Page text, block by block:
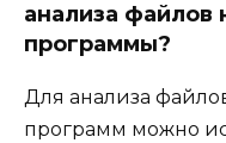
анализа файлов
программы?
Для анализа
программ можно